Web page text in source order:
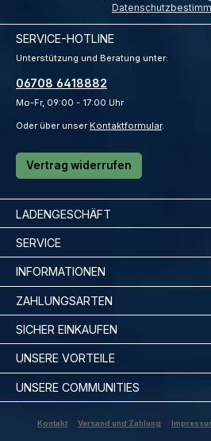
SERVICE-HOTLINE
Unterstützung und Beratung unter:
06708 6418882
Mo-Fr, 09:00 - 17:00 Uhr
Oder über unser Kontaktformular.
Vertrag widerrufen
LADENGESCHÄFT
SERVICE
INFORMATIONEN
ZAHLUNGSARTEN
SICHER EINKAUFEN
UNSERE VORTEILE
UNSERE COMMUNITIES
Kontakt Versand und Zahlung